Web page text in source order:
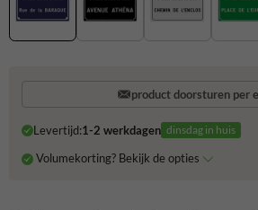
product doorsturen per
Levertijd:1-2 werkdagen dinsdag in huis
Volumekorting? Bekijk de opties